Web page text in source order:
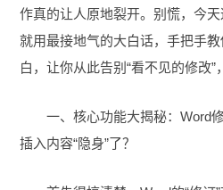
作真的让人原地裂开。别慌，今天
就用最接地气的大白话，手把手
白，让你从此告别“看不见的修改”
一、核心功能大揭秘：Word
插入内容“隐身”了？